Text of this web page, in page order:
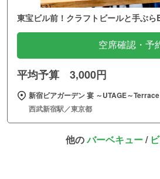
東宝ビル前！クラフトビールと手ぶ
空席確認・予
平均予算 3,000円
新宿ビアガーデン 宴 ～UTAGE～
西武新宿駅／東京都
他のバーベキュー/